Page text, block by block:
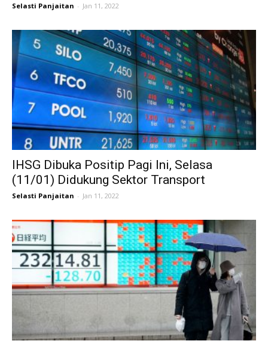
Selasti Panjaitan - Jan 11, 2022
IHSG Dibuka Positip Pagi Ini, Selasa
(11/01) Didukung Sektor Transport
Selasti Panjaitan - Jan 11, 2022